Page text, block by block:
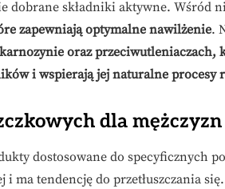
dobrane składniki aktywne. Wśród
zapewniają optymalne nawilżenie.
oraz przeciwutleniaczach,
i wspierają jej naturalne procesy
dla mężczyzn
dostosowane do specyficznych
i ma tendencję do przetłuszczania